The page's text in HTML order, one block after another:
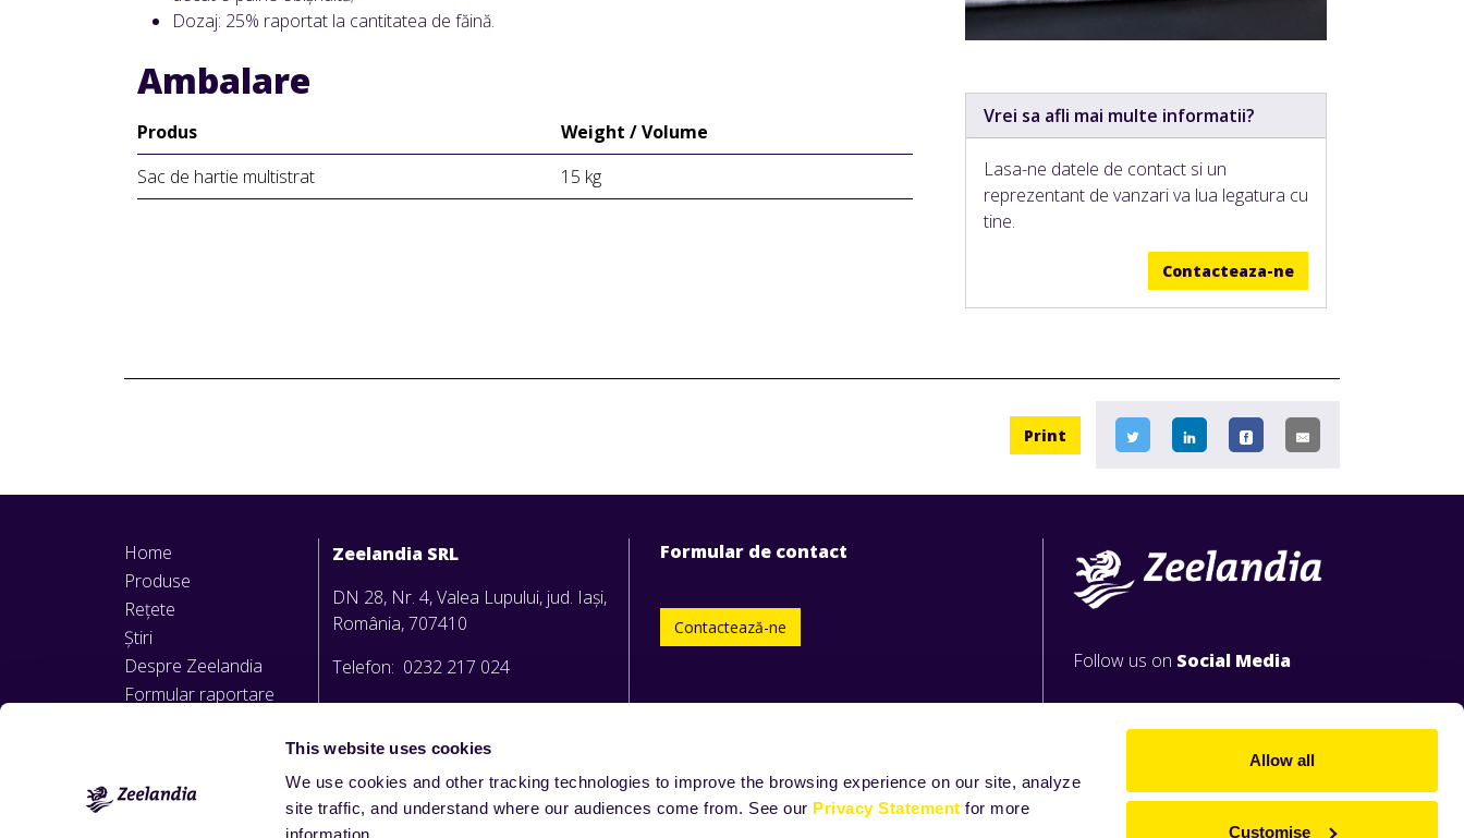
This website uses cookies
We use cookies and other tracking technologies to improve the browsing experience on our site, analyze
site traffic, and understand where our audiences come from. See our Privacy Statement for more
Allow all
Customise
Dozaj: 25% raportat la cantitatea de făină.
Ambalare
Produs
Weight / Volume
Sac de hartie multistrat
15 kg
Vrei sa afli mai multe informatii?
Lasa-ne datele de contact si un
reprezentant de vanzari va lua legatura cu
tine.
Contacteaza-ne
Print
Home
Produse
Rețete
Știri
Despre Zeelandia
Formular raportare
avertizarea de interes
public
Zeelandia SRL
DN 28, Nr. 4, Valea Lupului, jud. Iași,
România, 707410
Telefon: 0232 217 024
office@zeelandia.ro
Formular de contact
Contactează-ne
Follow us on Social Media